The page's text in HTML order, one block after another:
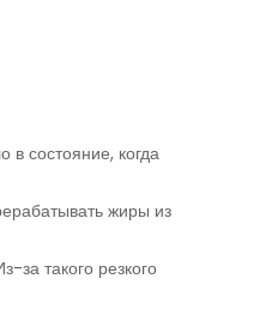
состояние, когда
жиры из
за такого резкого